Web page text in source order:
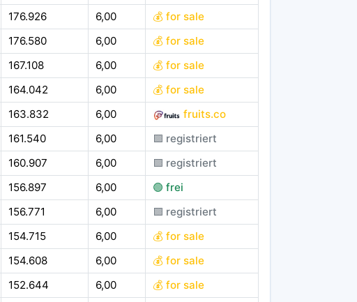
176.926 6,00
💰 for sale
176.580 6,00
💰 for sale
167.108 6,00
💰 for sale
164.042 6,00
💰 for sale
163.832 6,00
fruits.co
161.540 6,00
🟪 registriert
160.907 6,00
🟪 registriert
156.897 6,00
🟢 frei
156.771 6,00
🟪 registriert
154.715 6,00
💰 for sale
154.608 6,00
💰 for sale
152.644 6,00
💰 for sale